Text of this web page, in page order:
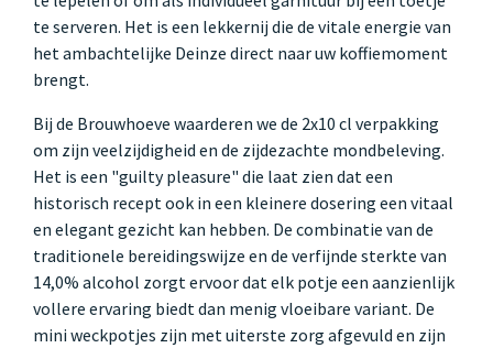
te serveren. Het is een lekkernij die de vitale energie van
het ambachtelijke Deinze direct naar uw koffiemoment
brengt.
Bij de Brouwhoeve waarderen we de 2x10 cl verpakking
om zijn veelzijdigheid en de zijdezachte mondbeleving.
Het is een "guilty pleasure" die laat zien dat een
historisch recept ook in een kleinere dosering een vitaal
en elegant gezicht kan hebben. De combinatie van de
traditionele bereidingswijze en de verfijnde sterkte van
14,0% alcohol zorgt ervoor dat elk potje een aanzienlijk
vollere ervaring biedt dan menig vloeibare variant. De
mini weckpotjes zijn met uiterste zorg afgevuld en zijn